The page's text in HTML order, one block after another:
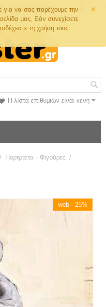
×
για να σας παρέχουμε την
μας. Εάν συνεχίσετε
τη χρήση τους.
Η λίστα επιθυμιών είναι κενή
/ Πορτραίτα - Φιγούρες /
web - 25%